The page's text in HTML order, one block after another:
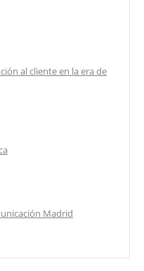
al cliente en la era de
Madrid